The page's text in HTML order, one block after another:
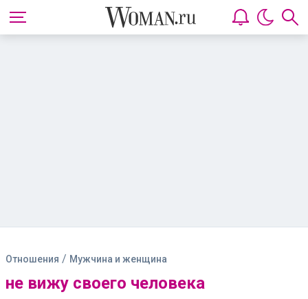
Отношения / Мужчина и женщина
не вижу своего человека